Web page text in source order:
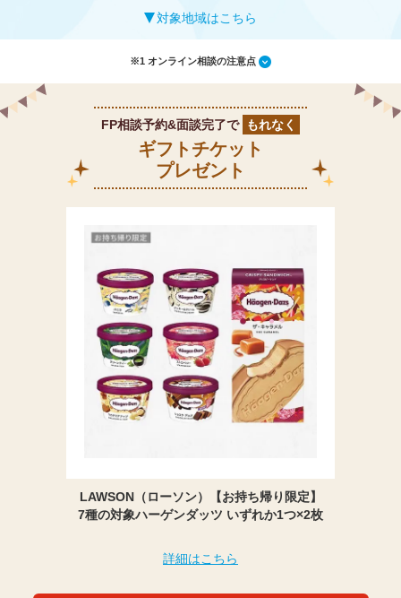
対象地域はこちら
※1 オンライン相談の注意点
FP相談予約&面談完了で もれなく
ギフトチケット
プレゼント
LAWSON（ローソン）【お持ち帰り限定】
7種の対象ハーゲンダッツ いずれか1つ×2枚
詳細はこちら